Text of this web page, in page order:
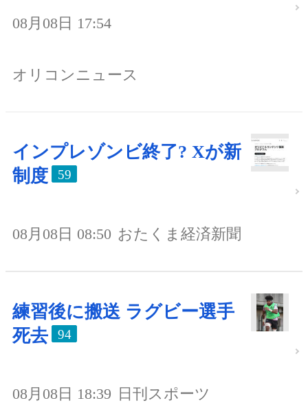
08月08日 17:54
オリコンニュース
インプレゾンビ終了? Xが新
制度
59
08月08日 08:50 おたくま経済新聞
練習後に搬送 ラグビー選手
死去
94
08月08日 18:39 日刊スポーツ